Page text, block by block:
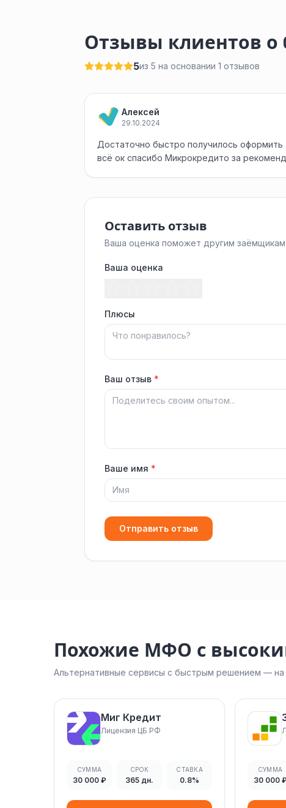
Отзывы клиентов о
5из 5 на основании 1 отзывов
Алексей
29.10.2024
Достаточно быстро получилось оформить
всё ок спасибо Микрокредито за
Оставить отзыв
Ваша оценка поможет другим
Ваша оценка
Плюсы
Ваш отзыв *
Ваше имя *
Отправить отзыв
Похожие МФО с
Альтернативные сервисы с быстрым решением — на
Миг Кредит
Лицензия ЦБ РФ
СУММА
30 000 ₽
СРОК
365 дн.
СТАВКА
0.8%
СУММА
30 000